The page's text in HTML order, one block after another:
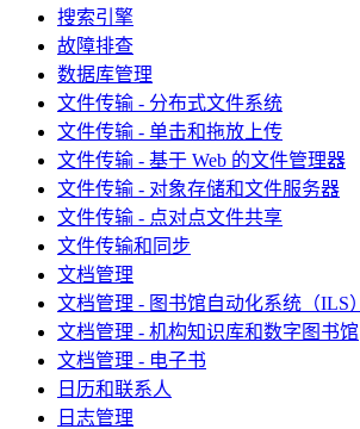
搜索引擎
故障排查
数据库管理
文件传输 - 分布式文件系统
文件传输 - 单击和拖放上传
文件传输 - 基于 Web 的文件管理器
文件传输 - 对象存储和文件服务器
文件传输 - 点对点文件共享
文件传输和同步
文档管理
文档管理 - 图书馆自动化系统（ILS）
文档管理 - 机构知识库和数字图书馆
文档管理 - 电子书
日历和联系人
日志管理